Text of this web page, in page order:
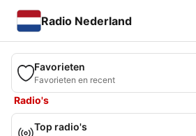
Radio Nederland
Favorieten
Favorieten en recent
Radio's
Top radio's